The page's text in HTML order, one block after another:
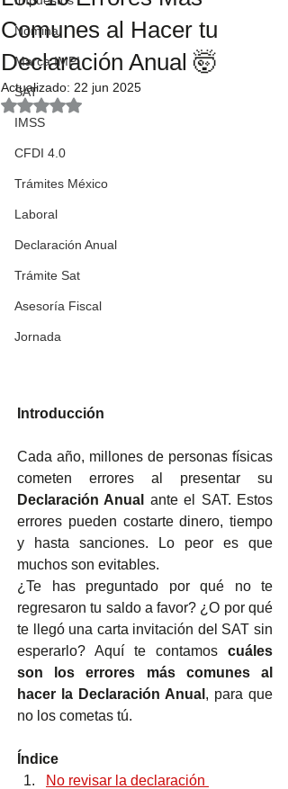
Nómina
Marca IMPI
SAT
IMSS
CFDI 4.0
Trámites México
Laboral
Declaración Anual
Trámite Sat
Asesoría Fiscal
Jornada
Comunes al Hacer tu
Declaración Anual 🤯
Actualizado: 22 jun 2025
Obtuvo NaN de 5 estrellas.
Introducción
Cada año, millones de personas físicas
Declaración Anual
ante el SAT. Estos
errores pueden costarte dinero, tiempo
y hasta sanciones. Lo peor es que
muchos son evitables.
¿Te has preguntado por qué no te
regresaron tu saldo a favor? ¿O por qué
te llegó una carta invitación del SAT sin
esperarlo? Aquí te contamos cuáles
son los errores más comunes al
hacer la Declaración Anual , para que
no los cometas tú.
Índice
No revisar la declaración